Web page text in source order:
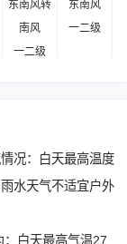
东南风转
南风
一二级
东南风
一二级
况：白天最高温度
水天气不适宜户外
白天最高气温27